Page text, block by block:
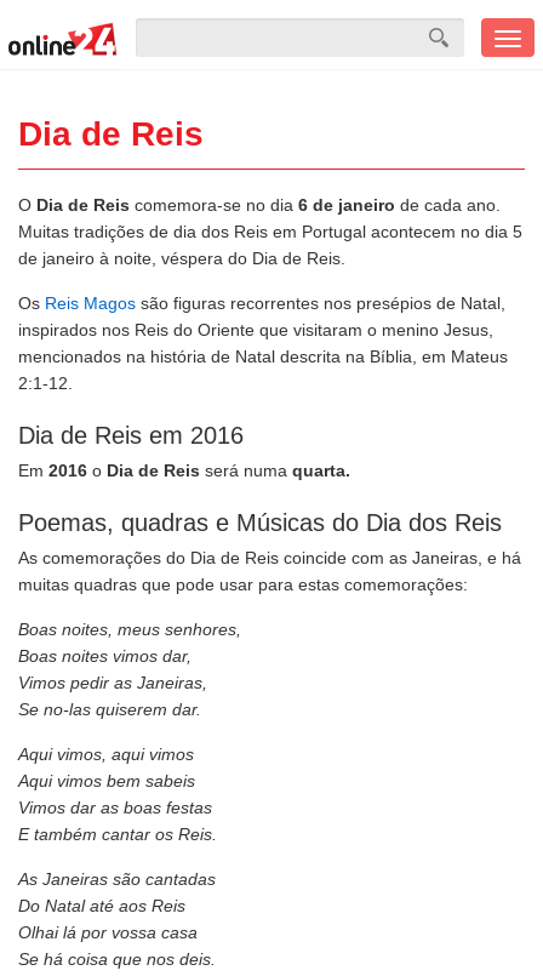
Dia de Reis
O Dia de Reis comemora-se no dia 6 de janeiro de cada ano.
Muitas tradições de dia dos Reis em Portugal acontecem no dia 5
de janeiro à noite, véspera do Dia de Reis.
Os Reis Magos são figuras recorrentes nos presépios de Natal,
inspirados nos Reis do Oriente que visitaram o menino Jesus,
mencionados na história de Natal descrita na Bíblia, em Mateus
2:1-12.
Dia de Reis em 2016
Em 2016 o Dia de Reis será numa quarta.
Poemas, quadras e Músicas do Dia dos Reis
As comemorações do Dia de Reis coincide com as Janeiras, e há
muitas quadras que pode usar para estas comemorações:
Boas noites, meus senhores,
Boas noites vimos dar,
Vimos pedir as Janeiras,
Se no-las quiserem dar.
Aqui vimos, aqui vimos
Aqui vimos bem sabeis
Vimos dar as boas festas
E também cantar os Reis.
As Janeiras são cantadas
Do Natal até aos Reis
Olhai lá por vossa casa
Se há coisa que nos deis.